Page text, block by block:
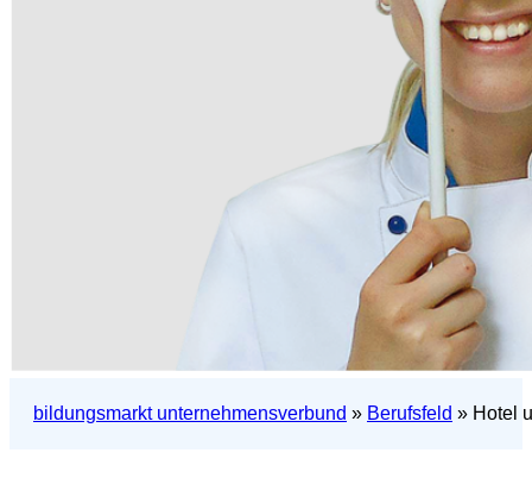
bildungsmarkt unternehmensverbund » Berufsfeld » Hotel